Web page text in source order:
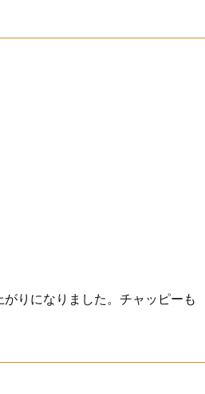
りになりました。チャッピーも